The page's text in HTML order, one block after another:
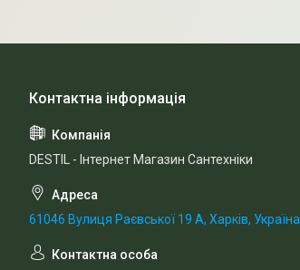
DESTIL - Інтернет Магазин Сантехніки
61046 Вулиця Раєвської 19 А, Харків, Україна